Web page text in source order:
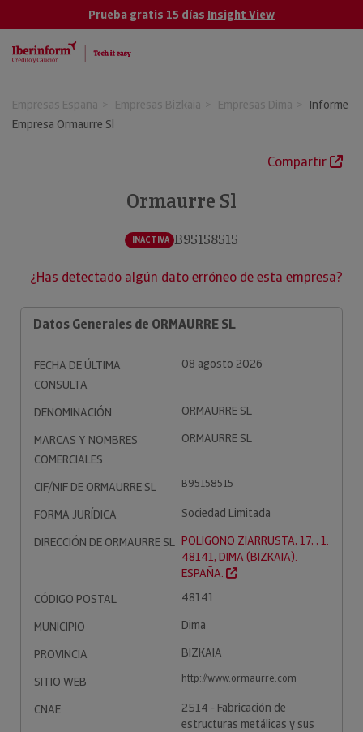
Prueba gratis 15 días Insight View
Empresas España Empresas Bizkaia Empresas Dima
Informe
Empresa Ormaurre Sl
Compartir
Ormaurre Sl
INACTIVA B95158515
¿Has detectado algún dato erróneo de esta empresa?
Datos Generales de ORMAURRE SL
FECHA DE ÚLTIMA
CONSULTA
08 agosto 2026
DENOMINACIÓN
ORMAURRE SL
MARCAS Y NOMBRES
COMERCIALES
ORMAURRE SL
CIF/NIF DE ORMAURRE SL B95158515
FORMA JURÍDICA
Sociedad Limitada
DIRECCIÓN DE ORMAURRE SL POLIGONO ZIARRUSTA, 17, , 1.
48141, DIMA (BIZKAIA).
ESPAÑA.
CÓDIGO POSTAL
48141
MUNICIPIO
Dima
PROVINCIA
BIZKAIA
SITIO WEB
http://www.ormaurre.com
CNAE
2514 - Fabricación de
estructuras metálicas y sus